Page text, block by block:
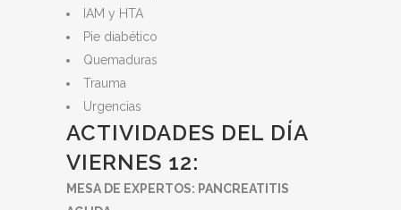
IAM y HTA
Pie diabético
Quemaduras
Trauma
Urgencias
ACTIVIDADES DEL DÍA
VIERNES 12:
MESA DE EXPERTOS: PANCREATITIS